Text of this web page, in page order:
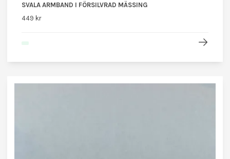
SVALA ARMBAND I FÖRSILVRAD MÄSSING
449 kr